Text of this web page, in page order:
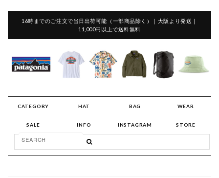
16時までのご注文で当日出荷可能（一部商品除く）｜大阪より発送｜
11,000円以上で送料無料
CATEGORY HAT BAG WEAR
SALE INFO INSTAGRAM STORE